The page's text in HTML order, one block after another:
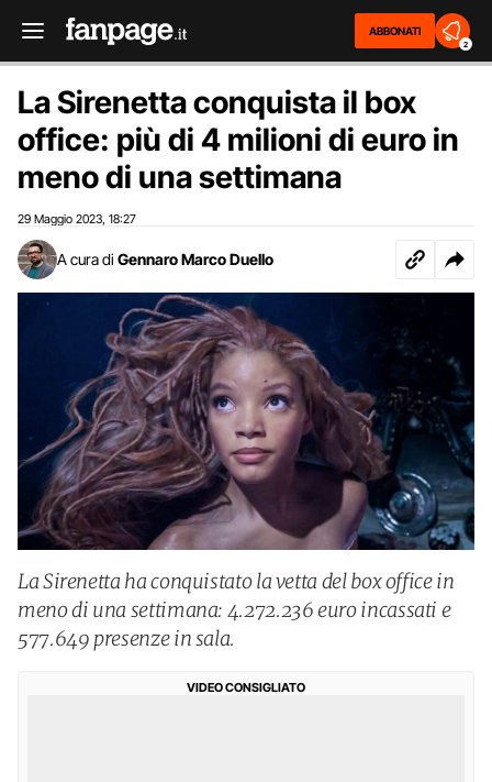
ABBONATI
2
La Sirenetta conquista il box
office: più di 4 milioni di euro in
meno di una settimana
29 Maggio 2023 18:27
A cura di Gennaro Marco Duello
La Sirenetta ha conquistato la vetta del box office in
meno di una settimana: 4.272.236 euro incassati e
577.649 presenze in sala.
VIDEO CONSIGLIATO